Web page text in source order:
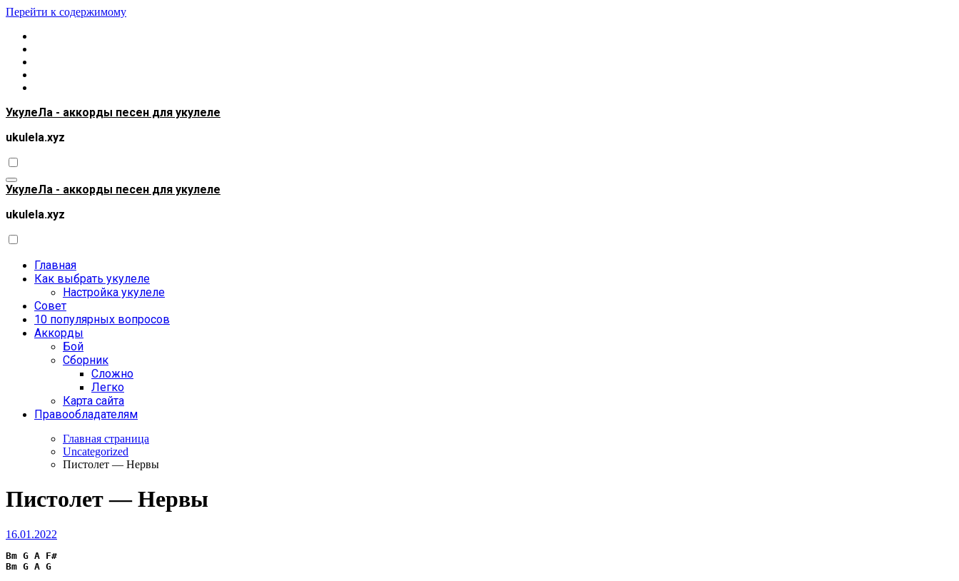
Перейти к содержимому
УкулеЛа - аккорды песен для укулеле
ukulela.xyz
УкулеЛа - аккорды песен для укулеле
ukulela.xyz
Главная
Как выбрать укулеле
Настройка укулеле
Совет
10 популярных вопросов
Аккорды
Бой
Сборник
Сложно
Легко
Карта сайта
Правообладателям
Главная страница
Uncategorized
Пистолет — Нервы
Пистолет — Нервы
16.01.2022
Bm G A F#
Bm G A G